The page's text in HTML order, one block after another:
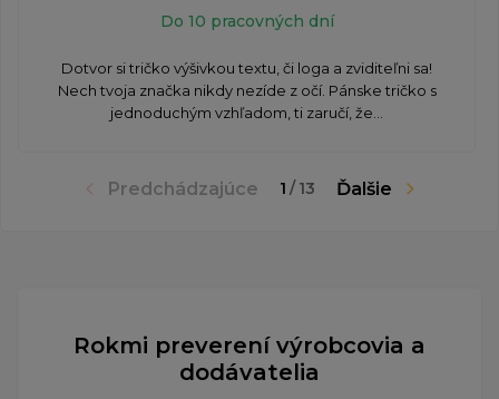
Predchádzajúce 1 / 13 Ďalšie
Do 10 pracovných dní
Dotvor si tričko výšivkou textu, či loga a zviditeľni sa!
Nech tvoja značka nikdy nezíde z očí. Pánske tričko s
jednoduchým vzhľadom, ti zaručí, že...
Rokmi preverení výrobcovia a
dodávatelia